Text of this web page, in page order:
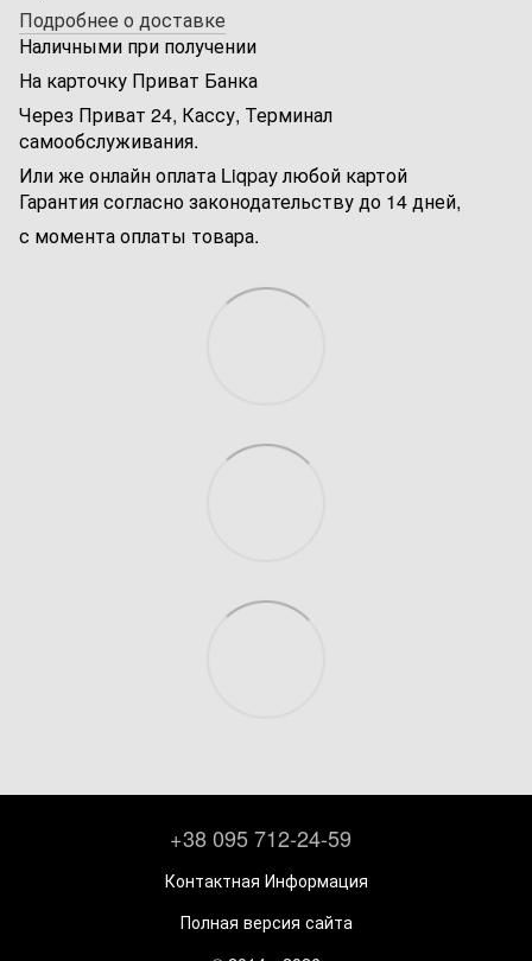
Подробнее о доставке
Наличными при получении
На карточку Приват Банка
Через Приват 24, Кассу, Терминал
самообслуживания.
Или же онлайн оплата Liqpay любой картой
Гарантия согласно законодательству до 14 дней,
с момента оплаты товара.
+38 095 712-24-59
Контактная Информация
Полная версия сайта